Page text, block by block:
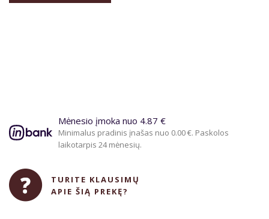
Mėnesio įmoka nuo 4.87 €
Minimalus pradinis įnašas nuo 0.00 €. Paskolos
laikotarpis 24 mėnesių.
TURITE KLAUSIMŲ
APIE ŠIĄ PREKĘ?